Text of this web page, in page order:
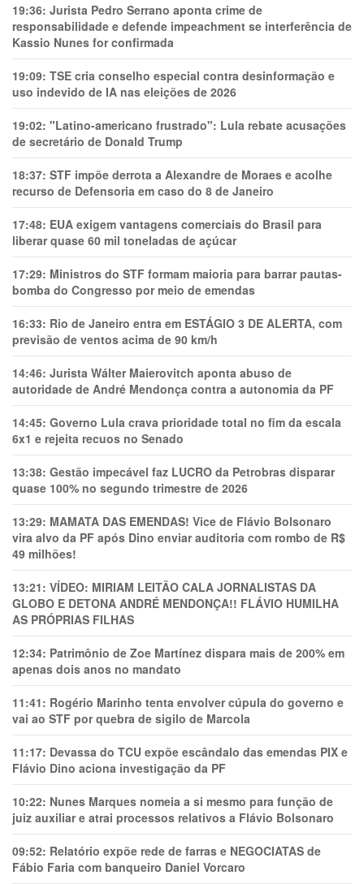
19:36: Jurista Pedro Serrano aponta crime de
responsabilidade e defende impeachment se interferência de
Kassio Nunes for confirmada
19:09: TSE cria conselho especial contra desinformação e
uso indevido de IA nas eleições de 2026
19:02: "Latino-americano frustrado": Lula rebate acusações
de secretário de Donald Trump
18:37: STF impõe derrota a Alexandre de Moraes e acolhe
recurso de Defensoria em caso do 8 de Janeiro
17:48: EUA exigem vantagens comerciais do Brasil para
liberar quase 60 mil toneladas de açúcar
17:29: Ministros do STF formam maioria para barrar pautas-
bomba do Congresso por meio de emendas
16:33: Rio de Janeiro entra em ESTÁGIO 3 DE ALERTA, com
previsão de ventos acima de 90 km/h
14:46: Jurista Wálter Maierovitch aponta abuso de
autoridade de André Mendonça contra a autonomia da PF
14:45: Governo Lula crava prioridade total no fim da escala
6x1 e rejeita recuos no Senado
13:38: Gestão impecável faz LUCRO da Petrobras disparar
quase 100% no segundo trimestre de 2026
13:29: MAMATA DAS EMENDAS! Vice de Flávio Bolsonaro
vira alvo da PF após Dino enviar auditoria com rombo de R$
49 milhões!
13:21: VÍDEO: MIRIAM LEITÃO CALA JORNALISTAS DA
GLOBO E DETONA ANDRÉ MENDONÇA!! FLÁVIO HUMILHA
AS PRÓPRIAS FILHAS
12:34: Patrimônio de Zoe Martínez dispara mais de 200% em
apenas dois anos no mandato
11:41: Rogério Marinho tenta envolver cúpula do governo e
vai ao STF por quebra de sigilo de Marcola
11:17: Devassa do TCU expõe escândalo das emendas PIX e
Flávio Dino aciona investigação da PF
10:22: Nunes Marques nomeia a si mesmo para função de
juiz auxiliar e atrai processos relativos a Flávio Bolsonaro
09:52: Relatório expõe rede de farras e NEGOCIATAS de
Fábio Faria com banqueiro Daniel Vorcaro